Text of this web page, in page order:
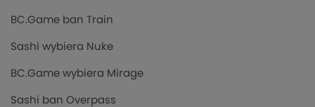
BC.Game ban Train
Sashi wybiera Nuke
BC.Game wybiera Mirage
Sashi ban Overpass